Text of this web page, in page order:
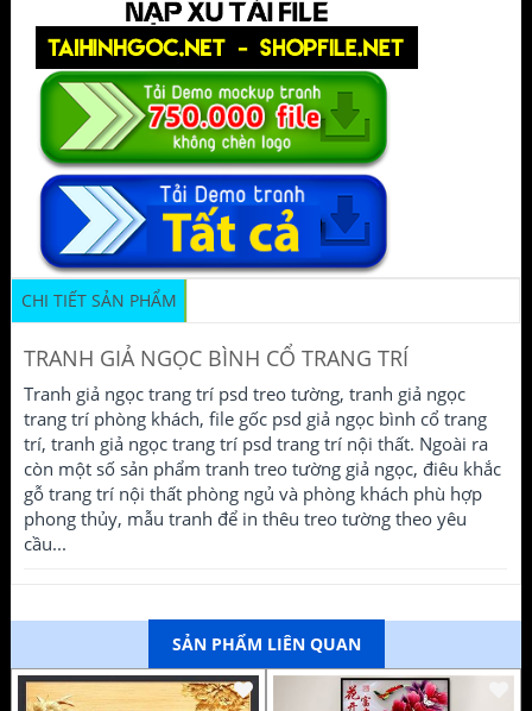
CHI TIẾT SẢN PHẨM
TRANH GIẢ NGỌC BÌNH CỔ TRANG TRÍ
Tranh giả ngọc trang trí psd treo tường, tranh giả ngọc
trang trí phòng khách, file gốc psd giả ngọc bình cổ trang
trí, tranh giả ngọc trang trí psd trang trí nội thất. Ngoài ra
còn một số sản phẩm tranh treo tường giả ngọc, điêu khắc
gỗ trang trí nội thất phòng ngủ và phòng khách phù hợp
phong thủy, mẫu tranh để in thêu treo tường theo yêu
cầu...
SẢN PHẨM LIÊN QUAN